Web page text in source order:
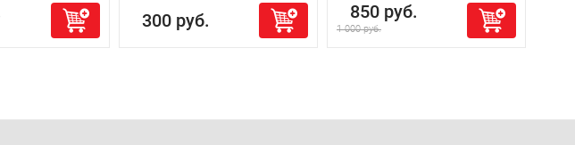
300 руб. 850 руб.
1 000 руб.